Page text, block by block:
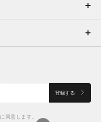
登録する
に同意します。